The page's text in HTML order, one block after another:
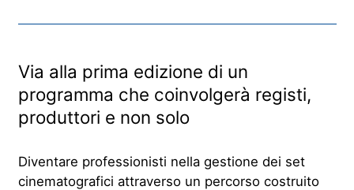
Via alla prima edizione di un
programma che coinvolgerà registi,
produttori e non solo
Diventare professionisti nella gestione dei set
cinematografici attraverso un percorso costruito